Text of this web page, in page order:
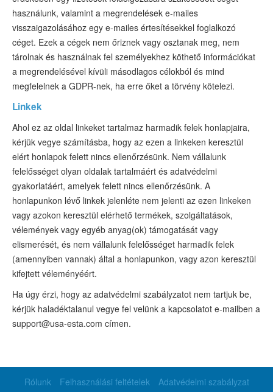
használunk, valamint a megrendelések e-mailes
visszaigazolásához egy e-mailes értesítésekkel foglalkozó
céget. Ezek a cégek nem őriznek vagy osztanak meg, nem
tárolnak és használnak fel személyekhez köthető információkat
a megrendelésével kívüli másodlagos célokból és mind
megfelelnek a GDPR-nek, ha erre őket a törvény kötelezi.
Linkek
Ahol ez az oldal linkeket tartalmaz harmadik felek honlapjaira,
kérjük vegye számításba, hogy az ezen a linkeken keresztül
elért honlapok felett nincs ellenőrzésünk. Nem vállalunk
felelősséget olyan oldalak tartalmáért és adatvédelmi
gyakorlatáért, amelyek felett nincs ellenőrzésünk. A
honlapunkon lévő linkek jelenléte nem jelenti az ezen linkeken
vagy azokon keresztül elérhető termékek, szolgáltatások,
vélemények vagy egyéb anyag(ok) támogatását vagy
elismerését, és nem vállalunk felelősséget harmadik felek
(amennyiben vannak) által a honlapunkon, vagy azon keresztül
kifejtett véleményéért.
Ha úgy érzi, hogy az adatvédelmi szabályzatot nem tartjuk be,
kérjük haladéktalanul vegye fel velünk a kapcsolatot e-mailben a
support@usa-esta.com címen.
Rólunk Felhasználási feltételek Adatvédelmi szabályzat